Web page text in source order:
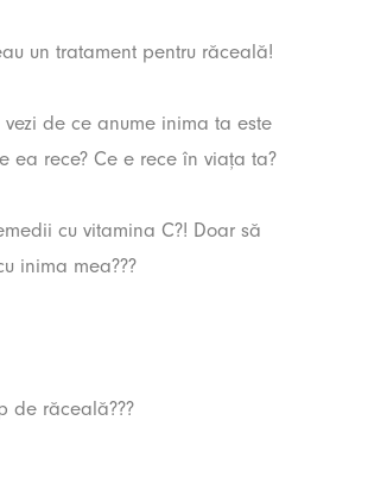
un tratament pentru răceală!
vezi de ce anume inima ta este
ea rece? Ce e rece în viața ta?
cu vitamina C?! Doar să
inima mea???
de răceală???